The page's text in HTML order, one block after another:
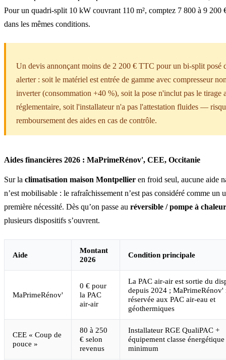
Pour un quadri-split 10 kW couvrant 110 m², comptez 7 800 à 9 200
dans les mêmes conditions.
Un devis annonçant moins de 2 200 € TTC pour un bi-split posé
alerter : soit le matériel est entrée de gamme avec compresseur
inverter (consommation +40 %), soit la pose n'inclut pas le tirage
réglementaire, soit l'installateur n'a pas l'attestation fluides —
remboursement des aides en cas de contrôle.
Aides financières 2026 : MaPrimeRénov', CEE, Occitanie
Sur la climatisation maison Montpellier en froid seul, aucune aide
n’est mobilisable : le rafraîchissement n’est pas considéré comme un
première nécessité. Dès qu’on passe au réversible / pompe à
plusieurs dispositifs s’ouvrent.
Aide
Montant
2026
Condition principale
MaPrimeRénov'
0 € pour
la PAC
air-air
La PAC air-air est sortie du
depuis 2024 ; MaPrimeRénov'
réservée aux PAC air-eau et
géothermiques
CEE « Coup de
pouce »
80 à 250
€ selon
revenus
Installateur RGE QualiPAC +
équipement classe
minimum